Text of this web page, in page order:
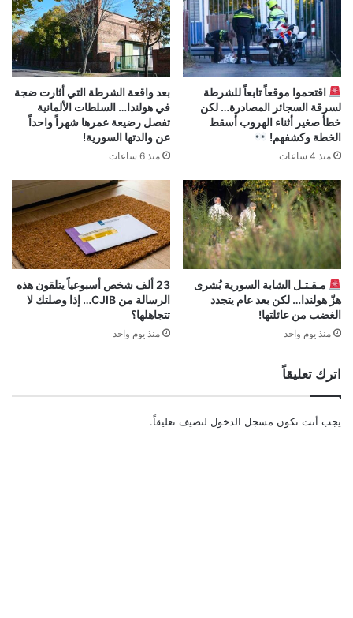
اقتحموا موقعاً تابعاً للشرطة
لسرقة السجائر المصادرة… لكن
خطأ صغير أثناء الهروب أسقط
الخطة وكشفهم!
منذ 4 ساعات
بعد واقعة الشرطة التي أثارت ضجة
في هولندا… السلطات الألمانية
تفصل رضيعة عمرها شهراً واحداً
عن والدتها السورية!
منذ 6 ساعات
مـقـتـل الشابة السورية بُشرى
هزّ هولندا… لكن بعد عام يتجدد
الغضب من عائلتها!
منذ يوم واحد
23 ألف شخص أسبوعياً يتلقون هذه
الرسالة من CJIB… إذا وصلتك لا
تتجاهلها؟
منذ يوم واحد
اترك تعليقاً
يجب أنت تكون مسجل الدخول لتضيف تعليقاً.